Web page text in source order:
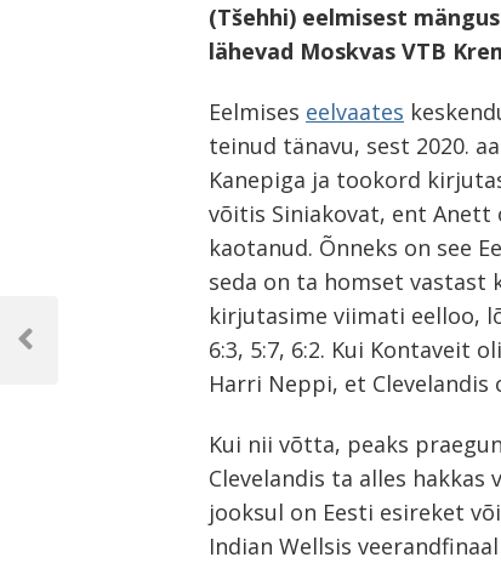
(Tšehhi) eelmisest
lähevad Moskvas VTB
Eelmises eelvaates
teinud tänavu, sest 2020.
Kanepiga ja tookord
võitis Siniakovat, ent
kaotanud. Õnneks on see
seda on ta homset vastast
kirjutasime viimati eelloo,
6:3, 5:7, 6:2. Kui Kontaveit
Harri Neppi, et
Kui nii võtta, peaks
Clevelandis ta alles
jooksul on Eesti esireket
Indian Wellsis
Previous